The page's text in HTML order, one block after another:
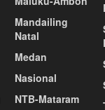
Mandailing
Natal
Medan
Nasional
NTB-Mataram